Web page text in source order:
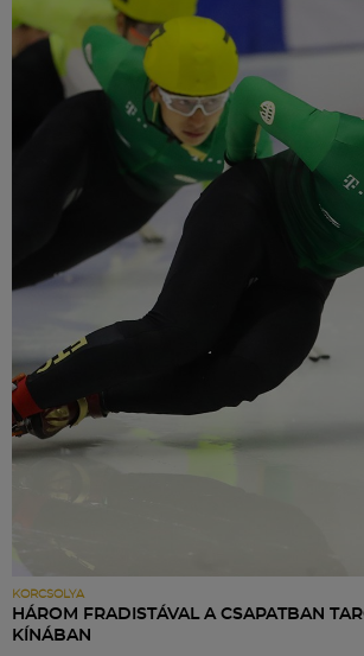
KORCSOLYA
HÁROM FRADISTÁVAL A CSAPATBAN
KÍNÁBAN